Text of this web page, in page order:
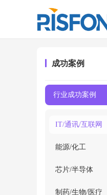
成功案例
行业成功案例
IT/通讯/互联网
能源/化工
芯片/半导体
制药/生物/医疗